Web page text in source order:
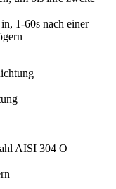
1-60s nach einer
AISI 304 O